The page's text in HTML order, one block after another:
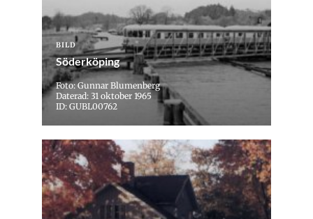
BILD
Söderköping
Foto: Gunnar Blumenberg
Daterad: 31 oktober 1965
ID: GUBL00762